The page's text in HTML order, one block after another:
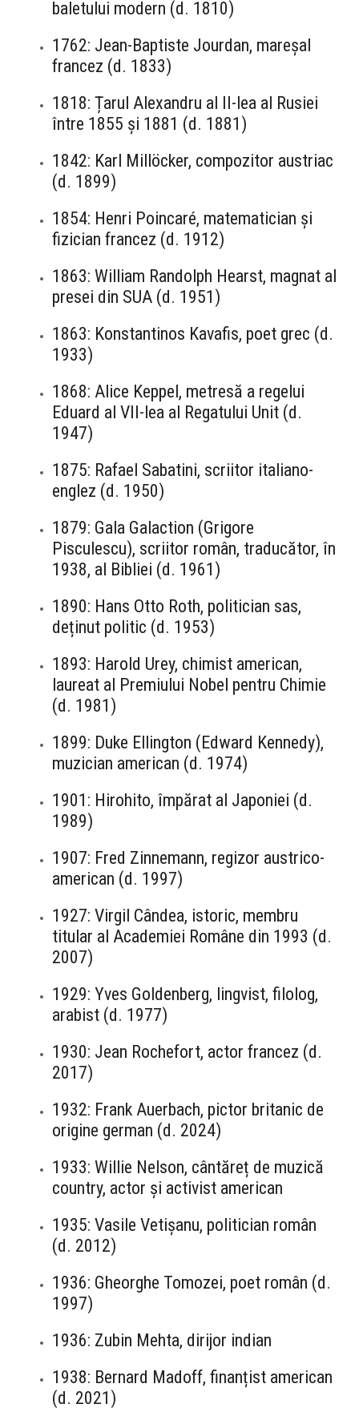
baletului modern (d. 1810)
1762: Jean-Baptiste Jourdan, mareșal
francez (d. 1833)
1818: Țarul Alexandru al II-lea al Rusiei
între 1855 și 1881 (d. 1881)
1842: Karl Millöcker, compozitor austriac
(d. 1899)
1854: Henri Poincaré, matematician și
fizician francez (d. 1912)
1863: William Randolph Hearst, magnat al
presei din SUA (d. 1951)
1863: Konstantinos Kavafis, poet grec (d.
1933)
1868: Alice Keppel, metresă a regelui
Eduard al VII-lea al Regatului Unit (d.
1947)
1875: Rafael Sabatini, scriitor italiano-
englez (d. 1950)
1879: Gala Galaction (Grigore
Pisculescu), scriitor român, traducător, în
1938, al Bibliei (d. 1961)
1890: Hans Otto Roth, politician sas,
deținut politic (d. 1953)
1893: Harold Urey, chimist american,
laureat al Premiului Nobel pentru Chimie
(d. 1981)
1899: Duke Ellington (Edward Kennedy),
muzician american (d. 1974)
1901: Hirohito, împărat al Japoniei (d.
1989)
1907: Fred Zinnemann, regizor austrico-
american (d. 1997)
1927: Virgil Cândea, istoric, membru
titular al Academiei Române din 1993 (d.
2007)
1929: Yves Goldenberg, lingvist, filolog,
arabist (d. 1977)
1930: Jean Rochefort, actor francez (d.
2017)
1932: Frank Auerbach, pictor britanic de
origine german (d. 2024)
1933: Willie Nelson, cântăreț de muzică
country, actor și activist american
1935: Vasile Vetișanu, politician român
(d. 2012)
1936: Gheorghe Tomozei, poet român (d.
1997)
1936: Zubin Mehta, dirijor indian
1938: Bernard Madoff, finanțist american
(d. 2021)